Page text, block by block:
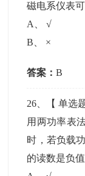
磁电系仪表
A
、√
B
×
答案：B
26 、【单选
用两功率表
时，若负载
的读数是负值